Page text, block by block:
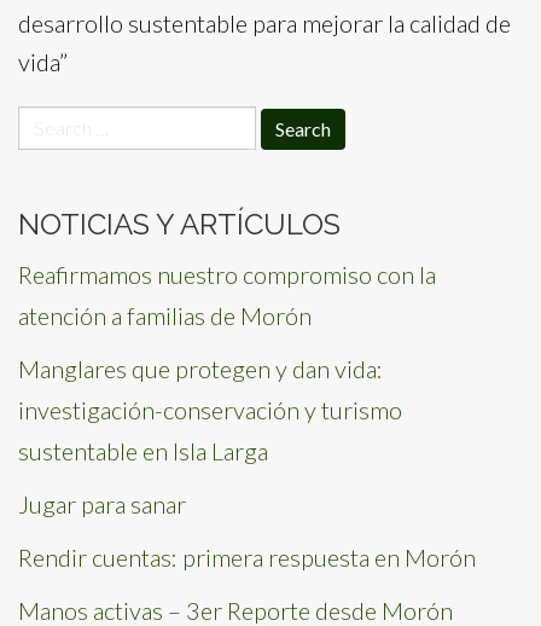
desarrollo sustentable para mejorar la calidad de
vida”
for:
NOTICIAS Y ARTÍCULOS
Reafirmamos nuestro compromiso con la
atención a familias de Morón
Manglares que protegen y dan vida:
investigación-conservación y turismo
sustentable en Isla Larga
Jugar para sanar
Rendir cuentas: primera respuesta en Morón
Manos activas – 3er Reporte desde Morón